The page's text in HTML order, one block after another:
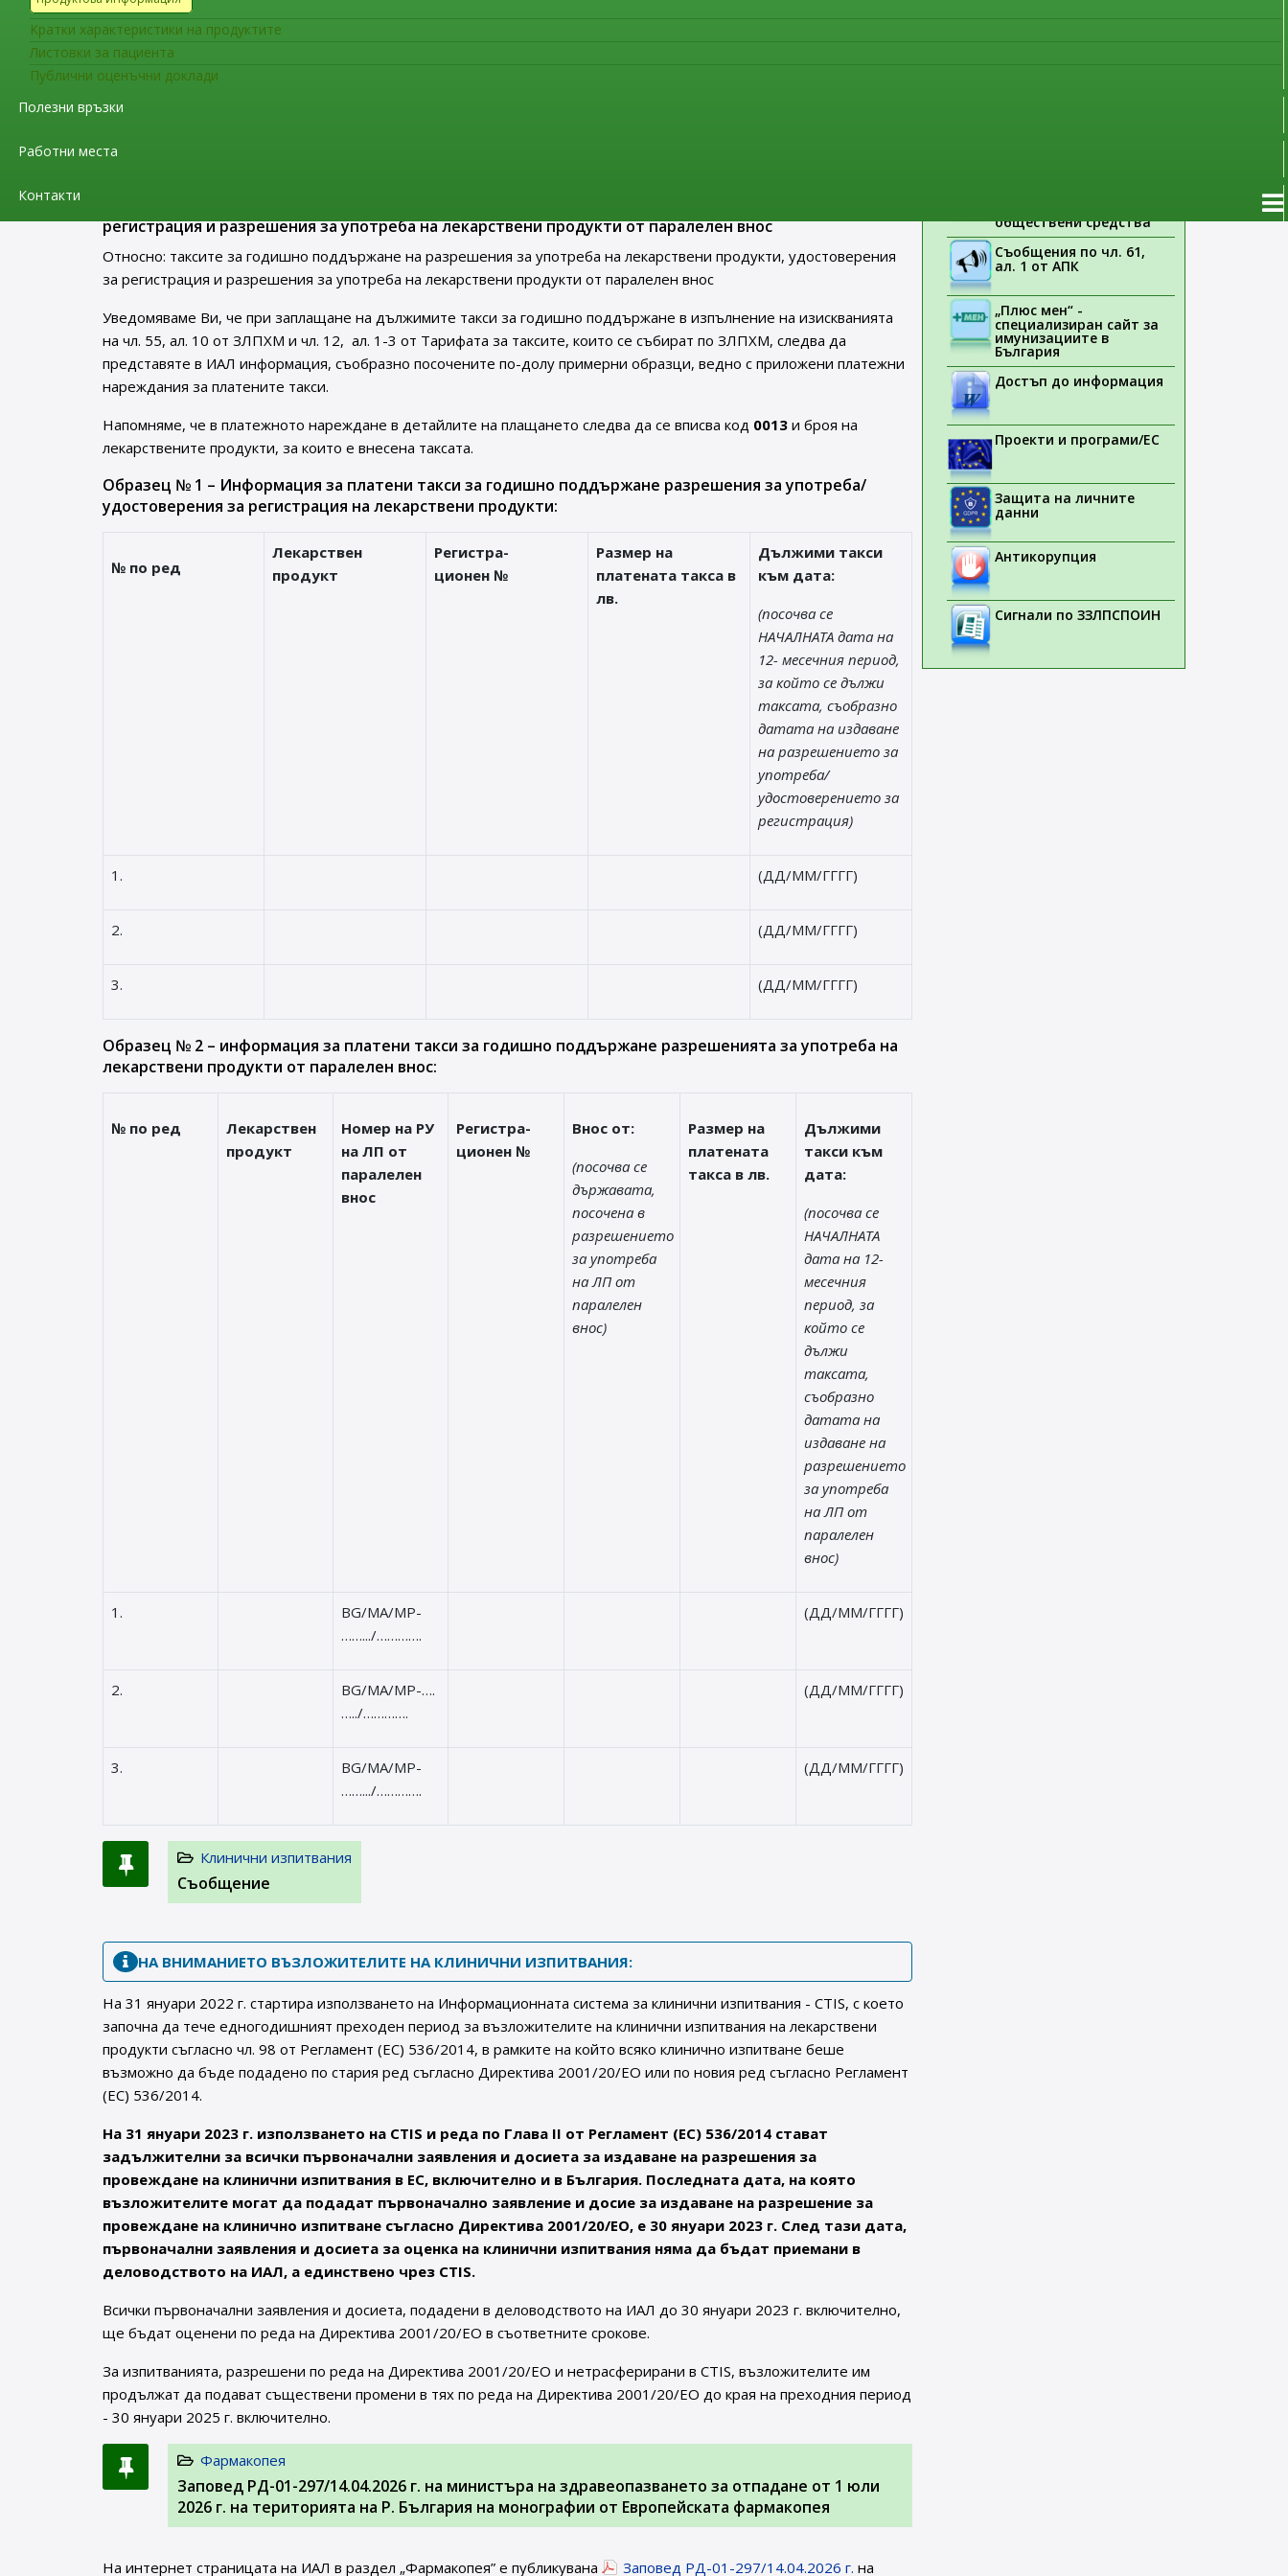
Кратки характеристики на продуктите
Листовки за пациента
Публични оценъчни доклади
Полезни връзки
Работни места
Контакти
Уведомяваме Ви, че считано от 21.08.2022 г. влиза в сила нов Анекс 21 „Внос на лекарствени продукти“ на
европейското ръководство за Добра производствена практика EU GMP Guide. Актуалният текст на документа е
публикуван на интернет страницата на Изпълнителна агенция по лекарствата в раздел
регистрация и разрешения за употреба на лекарствени продукти от паралелен внос
Относно: таксите за годишно поддържане на разрешения за употреба на лекарствени продукти, удостоверения
за регистрация и разрешения за употреба на лекарствени продукти от паралелен внос
Уведомяваме Ви, че при заплащане на дължимите такси за годишно поддържане в изпълнение на изискванията
на чл. 55, ал. 10 от ЗЛПХМ и чл. 12, ал. 1-3 от Тарифата за таксите, които се събират по ЗЛПХМ, следва да
представяте в ИАЛ информация, съобразно посочените по-долу примерни образци, ведно с приложени платежни
нареждания за платените такси.
Напомняме, че в платежното нареждане в детайлите на плащането следва да се вписва код 0013 и броя на
лекарствените продукти, за които е внесена таксата.
Образец № 1 – Информация за платени такси за годишно поддържане разрешения за употреба/
удостоверения за регистрация на лекарствени продукти:
№ по ред
Лекарствен
продукт
Регистра-
ционен №
Размер на
платената такса в
лв.
Дължими такси
към дата:
(посочва се
НАЧАЛНАТА дата на
12- месечния период,
за който се дължи
таксата, съобразно
датата на издаване
на разрешението за
употреба/
удостоверението за
регистрация)
1. (ДД/ММ/ГГГГ)
2. (ДД/ММ/ГГГГ)
3. (ДД/ММ/ГГГГ)
Образец № 2 – информация за платени такси за годишно поддържане разрешенията за употреба на
лекарствени продукти от паралелен внос:
№ по ред
Лекарствен
продукт
Номер на РУ
на ЛП от
паралелен
внос
Регистра-
ционен №
Внос от:
(посочва се
държавата,
посочена в
разрешението
за употреба
на ЛП от
паралелен
внос)
Размер на
платената
такса в лв.
Дължими
такси към
дата:
(посочва се
НАЧАЛНАТА
дата на 12-
месечния
период, за
който се
дължи
таксата,
съобразно
датата на
издаване на
разрешението
за употреба
на ЛП от
паралелен
внос)
1.
BG/MA/MP-
…….../………….
(ДД/ММ/ГГГГ)
2.
BG/MA/MP-….
…../………….
(ДД/ММ/ГГГГ)
3.
BG/MA/MP-
…….../………….
(ДД/ММ/ГГГГ)
Клинични изпитвания
Съобщение
НА ВНИМАНИЕТО ВЪЗЛОЖИТЕЛИТЕ НА КЛИНИЧНИ ИЗПИТВАНИЯ:
На 31 януари 2022 г. стартира използването на Информационната система за клинични изпитвания - CTIS, с което
започна да тече едногодишният преходен период за възложителите на клинични изпитвания на лекарствени
продукти съгласно чл. 98 от Регламент (ЕС) 536/2014, в рамките на който всяко клинично изпитване беше
възможно да бъде подадено по стария ред съгласно Директива 2001/20/ЕО или по новия ред съгласно Регламент
(ЕС) 536/2014.
На 31 януари 2023 г. използването на CTIS и реда по Глава II от Регламент (ЕС) 536/2014 стават
задължителни за всички първоначални заявления и досиета за издаване на разрешения за
провеждане на клинични изпитвания в ЕС, включително и в България. Последната дата, на която
възложителите могат да подадат първоначално заявление и досие за издаване на разрешение за
провеждане на клинично изпитване съгласно Директива 2001/20/ЕО, е 30 януари 2023 г. След тази дата,
първоначални заявления и досиета за оценка на клинични изпитвания няма да бъдат приемани в
деловодството на ИАЛ, а единствено чрез CTIS.
Всички първоначални заявления и досиета, подадени в деловодството на ИАЛ до 30 януари 2023 г. включително,
ще бъдат оценени по реда на Директива 2001/20/ЕО в съответните срокове.
За изпитванията, разрешени по реда на Директива 2001/20/ЕО и нетрасферирани в CTIS, възложителите им
продължат да подават съществени промени в тях по реда на Директива 2001/20/ЕО до края на преходния период
- 30 януари 2025 г. включително.
Фармакопея
Заповед РД-01-297/14.04.2026 г. на министъра на здравеопазването за отпадане от 1 юли
2026 г. на територията на Р. България на монографии от Европейската фармакопея
На интернет страницата на ИАЛ в раздел „Фармакопея” е публикувана Заповед РД-01-297/14.04.2026 г. на
обществени средства
Съобщения по чл. 61,
ал. 1 от АПК
„Плюс мен“ -
специализиран сайт за
имунизациите в
България
Достъп до информация
Проекти и програми/ЕС
Защита на личните
данни
Антикорупция
Сигнали по ЗЗЛПСПОИН